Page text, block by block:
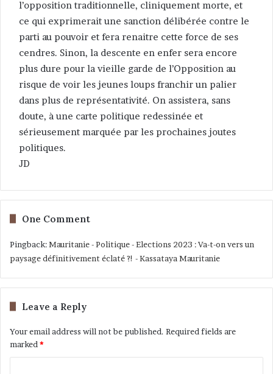
l’opposition traditionnelle, cliniquement morte, et
ce qui exprimerait une sanction délibérée contre le
parti au pouvoir et fera renaitre cette force de ses
cendres. Sinon, la descente en enfer sera encore
plus dure pour la vieille garde de l’Opposition au
risque de voir les jeunes loups franchir un palier
dans plus de représentativité. On assistera, sans
doute, à une carte politique redessinée et
sérieusement marquée par les prochaines joutes
politiques.
JD
One Comment
Pingback:Mauritanie - Politique - Elections 2023 : Va-t-on vers un
paysage définitivement éclaté ?! - Kassataya Mauritanie
Leave a Reply
Your email address will not be published. Required fields are
marked *